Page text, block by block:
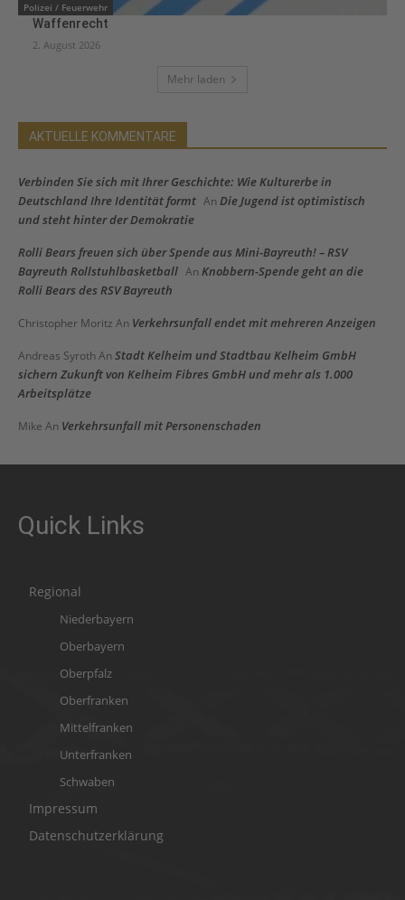
Polizei / Feuerwehr
Waffenrecht
2. August 2026
Mehr laden
AKTUELLE KOMMENTARE
Verbinden Sie sich mit Ihrer Geschichte: Wie Kulturerbe in
Deutschland Ihre Identität formt An Die Jugend ist optimistisch
und steht hinter der Demokratie
Rolli Bears freuen sich über Spende aus Mini-Bayreuth! – RSV
Bayreuth Rollstuhlbasketball An Knobbern-Spende geht an die
Rolli Bears des RSV Bayreuth
Christopher Moritz An Verkehrsunfall endet mit mehreren Anzeigen
Andreas Syroth An Stadt Kelheim und Stadtbau Kelheim GmbH
sichern Zukunft von Kelheim Fibres GmbH und mehr als 1.000
Arbeitsplätze
Mike An Verkehrsunfall mit Personenschaden
Quick Links
Regional
Niederbayern
Oberbayern
Oberpfalz
Oberfranken
Mittelfranken
Unterfranken
Schwaben
Impressum
Datenschutzerklärung